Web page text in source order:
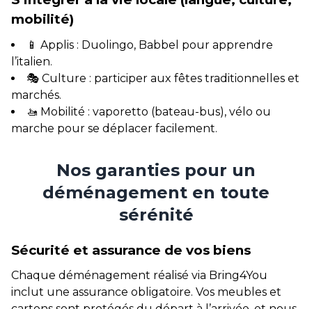
mobilité)
📱 Applis : Duolingo, Babbel pour apprendre
l’italien.
🎭 Culture : participer aux fêtes traditionnelles et
marchés.
🚤 Mobilité : vaporetto (bateau-bus), vélo ou
marche pour se déplacer facilement.
Nos garanties pour un
déménagement en toute
sérénité
Sécurité et assurance de vos biens
Chaque déménagement réalisé via Bring4You
inclut une assurance obligatoire. Vos meubles et